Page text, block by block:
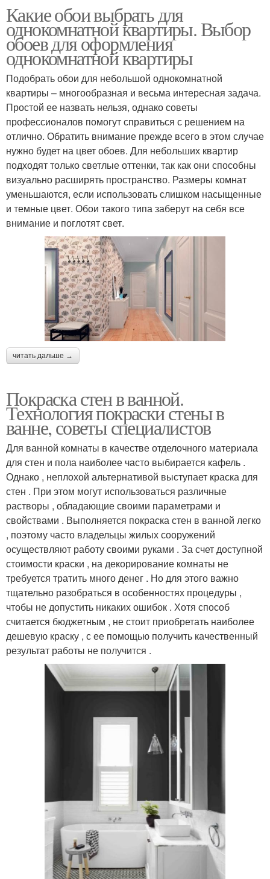
Какие обои выбрать для
однокомнатной квартиры. Выбор
обоев для оформления
однокомнатной квартиры
Подобрать обои для небольшой однокомнатной
квартиры – многообразная и весьма интересная задача.
Простой ее назвать нельзя, однако советы
профессионалов помогут справиться с решением на
отлично. Обратить внимание прежде всего в этом случае
нужно будет на цвет обоев. Для небольших квартир
подходят только светлые оттенки, так как они способны
визуально расширять пространство. Размеры комнат
уменьшаются, если использовать слишком насыщенные
и темные цвет. Обои такого типа заберут на себя все
внимание и поглотят свет.
читать дальше →
Покраска стен в ванной.
Технология покраски стены в
ванне, советы специалистов
Для ванной комнаты в качестве отделочного материала
для стен и пола наиболее часто выбирается кафель .
Однако , неплохой альтернативой выступает краска для
стен . При этом могут использоваться различные
растворы , обладающие своими параметрами и
свойствами . Выполняется покраска стен в ванной легко
, поэтому часто владельцы жилых сооружений
осуществляют работу своими руками . За счет доступной
стоимости краски , на декорирование комнаты не
требуется тратить много денег . Но для этого важно
тщательно разобраться в особенностях процедуры ,
чтобы не допустить никаких ошибок . Хотя способ
считается бюджетным , не стоит приобретать наиболее
дешевую краску , с ее помощью получить качественный
результат работы не получится .